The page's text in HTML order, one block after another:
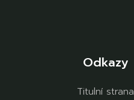
Odkazy
Titulní strana